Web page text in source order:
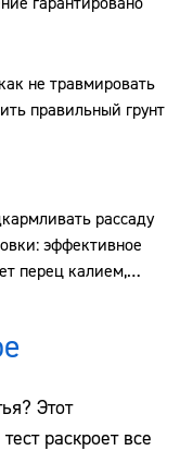
не травмировать
правильный грунт
рассаду
эффективное
перец калием,
Этот
раскроет все